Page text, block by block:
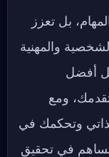
بل تعزز
والمهنية
أفضل
ومع
وتحكمك في
في تحقيق